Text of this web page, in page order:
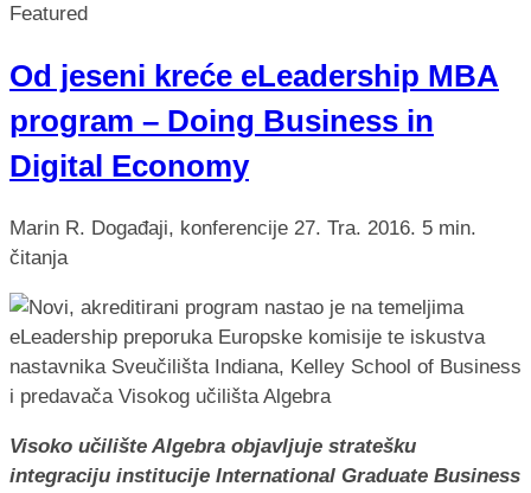
Featured
Od jeseni kreće eLeadership MBA
program – Doing Business in
Digital Economy
Marin R. Događaji, konferencije 27. Tra. 2016. 5 min.
čitanja
Visoko učilište Algebra objavljuje stratešku
integraciju institucije International Graduate Business